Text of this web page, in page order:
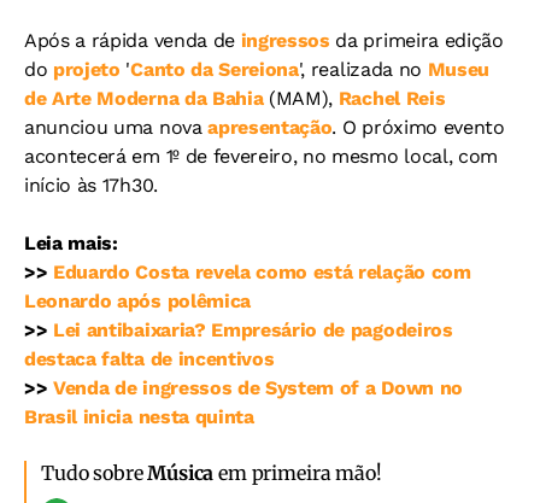
Após a rápida venda de ingressos da primeira edição
do projeto 'Canto da Sereiona', realizada no Museu
de Arte Moderna da Bahia(MAM), Rachel Reis
anunciou uma novaapresentação. O próximo evento
acontecerá em 1º de fevereiro, no mesmo local, com
início às 17h30.
Leia mais:
>> Eduardo Costa revela como está relação com
Leonardo após polêmica
>> Lei antibaixaria? Empresário de pagodeiros
destaca falta de incentivos
>>Venda de ingressos de System of a Down no
Brasil inicia nesta quinta
Tudo sobreMúsica em primeira mão!